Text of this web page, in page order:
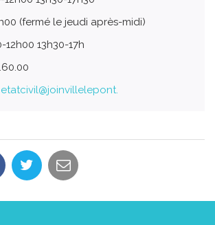
(fermé le jeudi après-midi)
13h30-17h
etatcivil@joinvillelepont.